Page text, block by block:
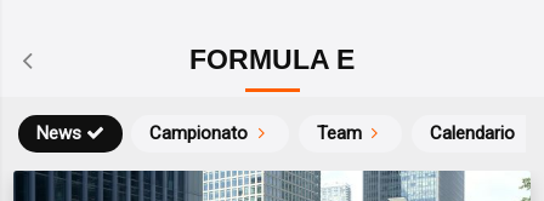
FORMULA E
News Campionato Team Calendario